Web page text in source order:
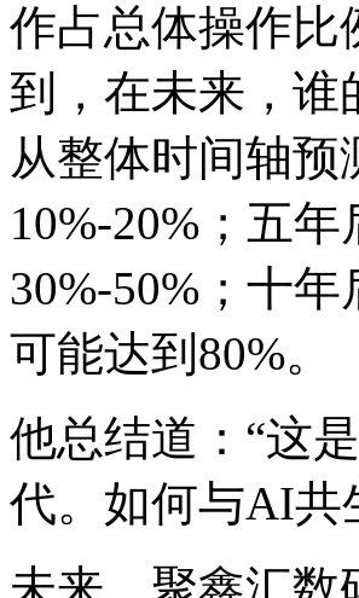
作占总体操作比
到，在未来
从整体时间轴预测
10%-20%；五年
30%-50%；十年
可能达到80%。
他总结道：“
代。如何与AI共